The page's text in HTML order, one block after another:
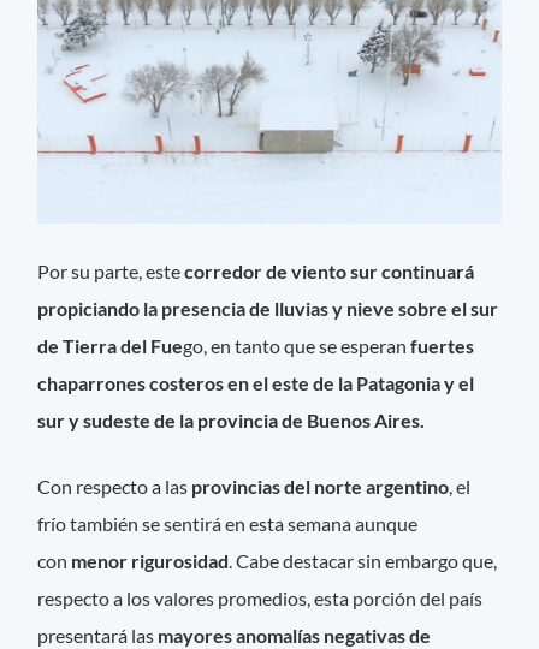
Por su parte, estecorredor de viento sur continuará
propiciando la presencia de lluvias y nieve sobre el sur
de Tierra del Fuego, en tanto que se esperanfuertes
chaparrones costeros en el este de la Patagonia y el
sur y sudeste de la provincia de Buenos Aires.
Con respecto a las provincias del norte argentino, el
frío también se sentirá en esta semana aunque
con menor rigurosidad. Cabe destacar sin embargo que,
respecto a los valores promedios, esta porción del país
presentará las mayores anomalías negativas de